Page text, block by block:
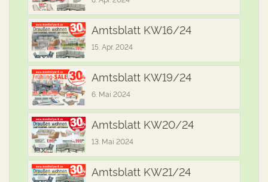
Amtsblatt KW16/24
15. Apr. 2024
Amtsblatt KW19/24
6. Mai 2024
Amtsblatt KW20/24
13. Mai 2024
Amtsblatt KW21/24